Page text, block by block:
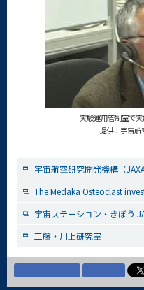
実験運用管制室で
提供：宇宙航
宇宙航空研究開発機構（
The Medaka Osteoclast
宇宙ステーション・きぼう
工藤・川上研究室